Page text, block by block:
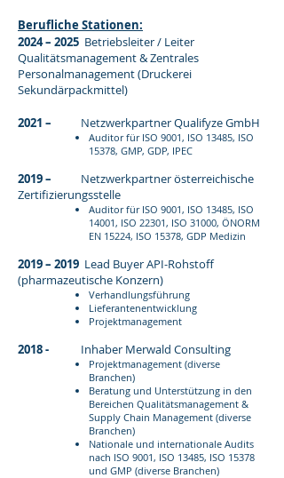
Berufliche Stationen:
2024 – 2025 Betriebsleiter / Leiter
Qualitätsmanagement & Zentrales
Personalmanagement (Druckerei
Sekundärpackmittel)
2021 – Netzwerkpartner Qualifyze GmbH
Auditor für ISO 9001, ISO 13485, ISO
15378, GMP, GDP, IPEC
2019 – Netzwerkpartner österreichische
Zertifizierungsstelle
Auditor für ISO 9001, ISO 13485, ISO
14001, ISO 22301, ISO 31000, ÖNORM
EN 15224, ISO 15378, GDP Medizin
2019 – 2019 Lead Buyer API-Rohstoff
(pharmazeutische Konzern)
Verhandlungsführung
Lieferantenentwicklung
Projektmanagement
2018 - Inhaber Merwald Consulting
Projektmanagement (diverse
Branchen)
Beratung und Unterstützung in den
Bereichen Qualitätsmanagement &
Supply Chain Management (diverse
Branchen)
Nationale und internationale Audits
nach ISO 9001, ISO 13485, ISO 15378
und GMP (diverse Branchen)